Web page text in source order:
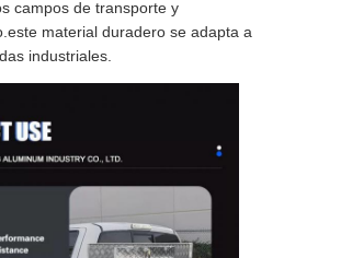
campos de transporte y
material duradero se adapta a
industriales.